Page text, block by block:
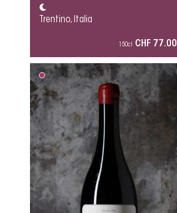
Trentino, Italia
150cl CHF 77.00